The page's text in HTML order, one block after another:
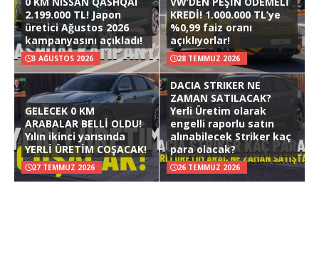
2.199.000 TL! Japon
üretici Ağustos 2026
kampanyasını açıkladı!
3 AĞUSTOS 2026
KREDİ! 1.000.000 TL’ye
%0,99 faiz oranı
açıklıyorlar!
28 TEMMUZ 2026
GELECEK 0 KM
ARABALAR BELLİ OLDU!
Yılın ikinci yarısında
YERLİ ÜRETİM COŞACAK!
27 TEMMUZ 2026
DACIA STRIKER NE
ZAMAN SATILACAK?
Yerli Üretim olarak
engelli raporlu satın
alınabilecek Striker kaç
para olacak?
26 TEMMUZ 2026